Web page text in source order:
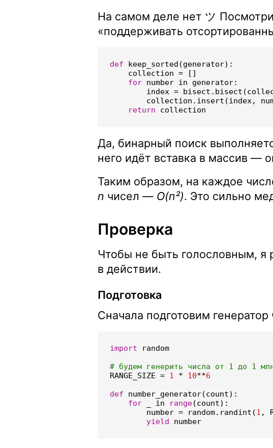
На самом деле нет ツ
«поддерживать
def keep_sorted (generator):
collection =
[]
for number in generator:
index = bisect . bisect (
collection . insert (index,
return
collection
Да, бинарный поиск
него идёт вставка в массив —
Таким образом, на каждое
n чисел — O(n²). Это сильно
Проверка
Чтобы не быть голословным, я
в действии.
Подготовка
Сначала подготовим генератор
import
random
# будем генерить числа от 1 до 1
RANGE_SIZE = 1 * 10**6
def
number_generator(count):
for
in range(count):
number = random. randint (1 ,
yield
number